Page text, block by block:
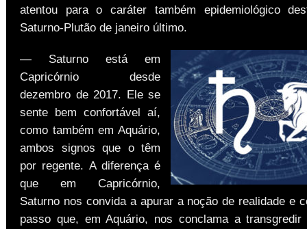
atentou para o caráter também epidemiológico
Saturno-Plutão de janeiro último.
— Saturno está em
Capricórnio desde
dezembro de 2017. Ele se
sente bem confortável aí,
como também em Aquário,
ambos signos que o têm
por regente. A diferença é
que em Capricórnio,
Saturno nos convida a apurar a noção de realidade e
passo que, em Aquário, nos conclama a transgredir